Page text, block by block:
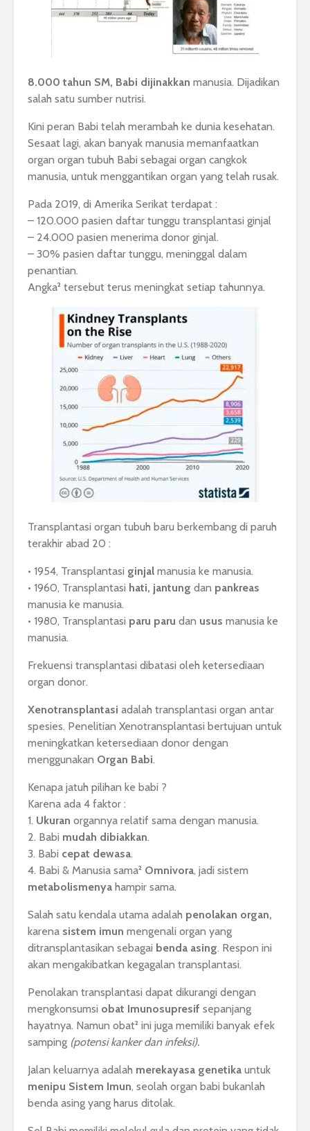
8.000 tahun SM, Babi dijinakkan manusia. Dijadikan
salah satu sumber nutrisi.
Kini peran Babi telah merambah ke dunia kesehatan.
Sesaat lagi, akan banyak manusia memanfaatkan
organ organ tubuh Babi sebagai organ cangkok
manusia, untuk menggantikan organ yang telah rusak.
Pada 2019, di Amerika Serikat terdapat :
– 120.000 pasien daftar tunggu transplantasi ginjal
– 24.000 pasien menerima donor ginjal.
– 30% pasien daftar tunggu, meninggal dalam
penantian.
Angka² tersebut terus meningkat setiap tahunnya.
Transplantasi organ tubuh baru berkembang di paruh
terakhir abad 20 :
• 1954, Transplantasi ginjal manusia ke manusia.
• 1960, Transplantasi hati, jantung dan pankreas
manusia ke manusia.
• 1980, Transplantasi paru paru dan usus manusia ke
manusia.
Frekuensi transplantasi dibatasi oleh ketersediaan
organ donor.
Xenotransplantasi adalah transplantasi organ antar
spesies. Penelitian Xenotransplantasi bertujuan untuk
meningkatkan ketersediaan donor dengan
menggunakan Organ Babi.
Kenapa jatuh pilihan ke babi ?
Karena ada 4 faktor :
1. Ukuran organnya relatif sama dengan manusia.
2. Babi mudah dibiakkan.
3. Babi cepat dewasa.
4. Babi & Manusia sama² Omnivora, jadi sistem
metabolismenya hampir sama.
Salah satu kendala utama adalah penolakan organ,
karena sistem imun mengenali organ yang
ditransplantasikan sebagai benda asing. Respon ini
akan mengakibatkan kegagalan transplantasi.
Penolakan transplantasi dapat dikurangi dengan
mengkonsumsi obat Imunosupresif sepanjang
hayatnya. Namun obat² ini juga memiliki banyak efek
samping (potensi kanker dan infeksi).
Jalan keluarnya adalah merekayasa genetika untuk
menipu Sistem Imun, seolah organ babi bukanlah
benda asing yang harus ditolak.